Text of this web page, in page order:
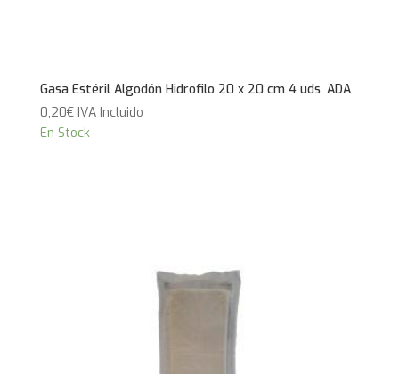
Gasa Estéril Algodón Hidrofilo 20 x 20 cm 4 uds. ADA
0,20€ IVA Incluido
En Stock